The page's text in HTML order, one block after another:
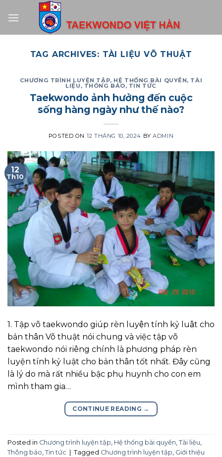
TAG ARCHIVES: TÀI LIỆU VÕ THUẬT
CHƯƠNG TRÌNH LUYỆN TẬP, HỆ THỐNG BÀI QUYỀN, TÀI
LIỆU , THÔNG BÁO, TIN TỨC
Taekwondo ảnh hưởng đến cuộc
sống hàng ngày như thế nào?
POSTED ON 12 THÁNG 10, 2024 BYADMIN
12
Th10
1. Tập võ taekwondo giúp rèn luyện tính kỷ luật cho
bản thân Võ thuật nói chung và việc tập võ
taekwondo nói riêng chính là phương pháp rèn
luyện tính kỷ luật cho bản thân tốt nhất. Đây cũng
là lý do mà rất nhiều bậc phụ huynh cho con em
mình tham gia…
CONTINUE READING →
Posted in Chương trình luyện tập, Hệ thống bài quyền, Tài liệu,
Thông báo, Tin tức Tagged Chương trình luyện tập, Giới thiệu